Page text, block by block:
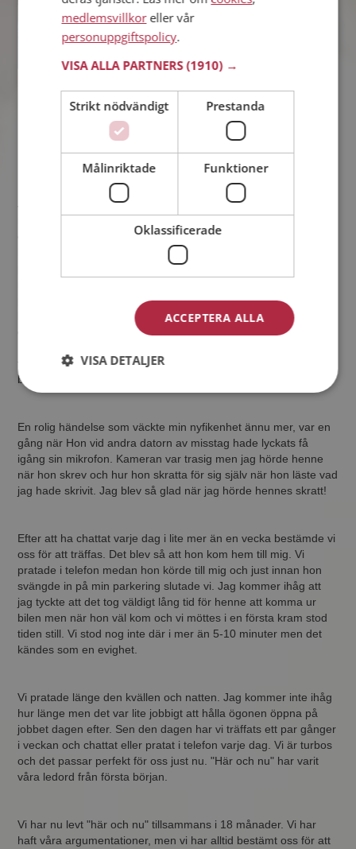
Jag hade vart skild i ett år och börjat att komma på fötter igen
ett par stycken kvinnor men det slutade alltid med att dom sluta
höra av sig. Så plötsligt en dag när mina 3 första månader
precis gått ut kom det en flirt från ett "skogstroll". Jag var för
period och loggade in. Där låg ett brev och väntade. Ett lite
lagom knasigt brev som väckte min nyfikenhet. Jag svarade
och sedan väntade jag. Det där med att skicka brev via
tillbaka med brev och svar. Till slut tröttnade vi båda och vi
bestämde oss för att prova MP´s
En rolig händelse som väckte min nyfikenhet ännu mer, var en
gång när Hon vid andra datorn av misstag hade lyckats få
igång sin mikrofon. Kameran var trasig men jag hörde henne
när hon skrev och hur hon skratta för sig själv när hon läste vad
jag hade skrivit. Jag blev så glad när jag hörde hennes skratt!
Efter att ha chattat varje dag i lite mer än en vecka bestämde vi
oss för att träffas. Det blev så att hon kom hem till mig. Vi
pratade i telefon medan hon körde till mig och just innan hon
svängde in på min parkering slutade vi. Jag kommer ihåg att
jag tyckte att det tog väldigt lång tid för henne att komma ur
bilen men när hon väl kom och vi möttes i en första kram stod
tiden still. Vi stod nog inte där i mer än 5-10 minuter men det
kändes som en evighet.
Vi pratade länge den kvällen och natten. Jag kommer inte ihåg
hur länge men det var lite jobbigt att hålla ögonen öppna på
jobbet dagen efter. Sen den dagen har vi träffats ett par gånger
i veckan och chattat eller pratat i telefon varje dag. Vi är turbos
och det passar perfekt för oss just nu. "Här och nu" har varit
våra ledord från första början.
Vi har nu levt "här och nu" tillsammans i 18 månader. Vi har
haft våra argumentationer, men vi har alltid bestämt oss för att
medlemsvillkoreller vår
personuppgiftspolicy.
VISA ALLA PARTNERS(1910) →
Strikt nödvändigt Prestanda
Målinriktade Funktioner
Oklassificerade
ACCEPTERA ALLA
VISA DETALJER